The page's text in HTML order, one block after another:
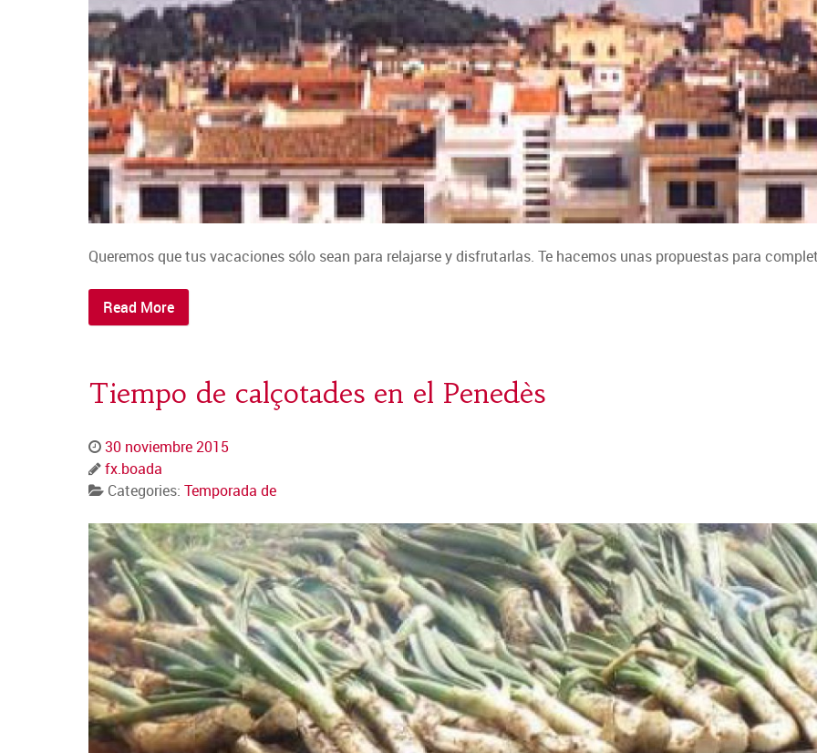
Queremos que tus vacaciones sólo sean para relajarse y disfrutarlas. Te hacemos unas propuestas para
Read More
Tiempo de calçotades en el Penedès
30 noviembre 2015
fx.boada
Categories: Temporada de